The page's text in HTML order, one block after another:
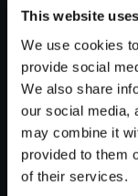
This website
We use cookies
provide social
We also share
our social media,
may combine it
provided to them
of their services.